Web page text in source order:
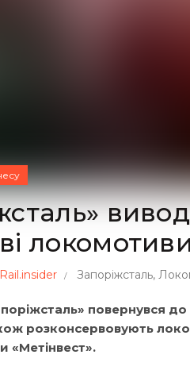
Rail.insider Запоріжсталь,
повернувся
розконсервовують
«Метінвест».